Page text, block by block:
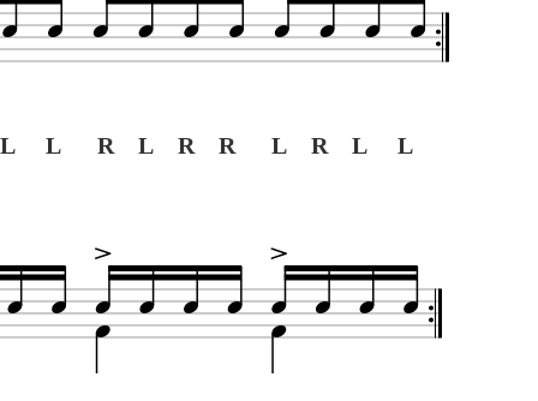
L R L R R L R L L